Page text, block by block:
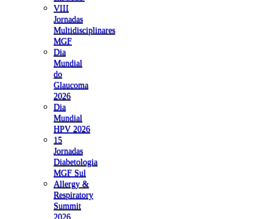
VIII
Jornadas
Multidisciplinares
MGF
Dia
Mundial
do
Glaucoma
2026
Dia
Mundial
HPV 2026
15
Jornadas
Diabetologia
MGF Sul
Allergy &
Respiratory
Summit
2026